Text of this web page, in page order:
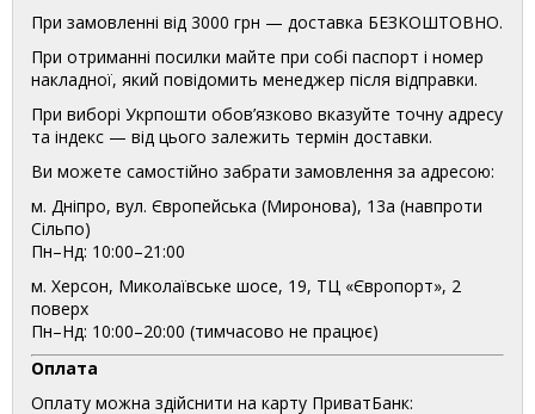
При замовленні від 3000 грн — доставка БЕЗКОШТОВНО.
При отриманні посилки майте при собі паспорт і номер
накладної, який повідомить менеджер після відправки.
При виборі Укрпошти обов’язково вказуйте точну адресу
та індекс — від цього залежить термін доставки.
Ви можете самостійно забрати замовлення за адресою:
м. Дніпро, вул. Європейська (Миронова), 13а (навпроти
Сільпо)
Пн–Нд: 10:00–21:00
м. Херсон, Миколаївське шосе, 19, ТЦ «Європорт», 2
поверх
Пн–Нд: 10:00–20:00 (тимчасово не працює)
Оплата
Оплату можна здійснити на карту ПриватБанк: